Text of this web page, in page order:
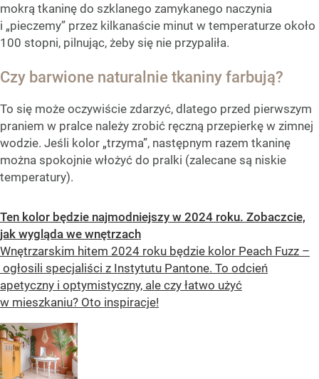
mokrą tkaninę do szklanego zamykanego naczynia
i „pieczemy” przez kilkanaście minut w temperaturze około
100 stopni, pilnując, żeby się nie przypaliła.
Czy barwione naturalnie tkaniny farbują?
To się może oczywiście zdarzyć, dlatego przed pierwszym
praniem w pralce należy zrobić ręczną przepierkę w zimnej
wodzie. Jeśli kolor „trzyma”, następnym razem tkaninę
można spokojnie włożyć do pralki (zalecane są niskie
temperatury).
Ten kolor będzie najmodniejszy w 2024 roku. Zobaczcie,
jak wygląda we wnętrzach
Wnętrzarskim hitem 2024 roku będzie kolor Peach Fuzz –
ogłosili specjaliści z Instytutu Pantone. To odcień
apetyczny i optymistyczny, ale czy łatwo użyć
w mieszkaniu? Oto inspiracje!